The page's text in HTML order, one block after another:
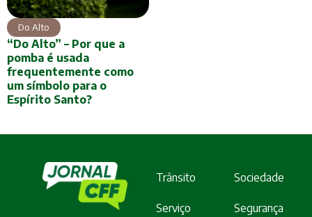
Do Alto
“Do Alto” – Por que a
pomba é usada
frequentemente como
um símbolo para o
Espírito Santo?
Trânsito Sociedade
Serviço
Segurança